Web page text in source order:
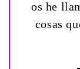
os he
cosas